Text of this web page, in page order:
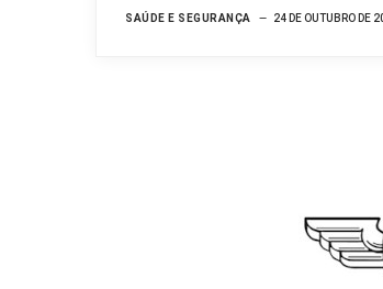
SAÚDE E SEGURANÇA 24 DE OUTUBRO DE